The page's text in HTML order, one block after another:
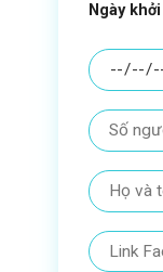
Ngày